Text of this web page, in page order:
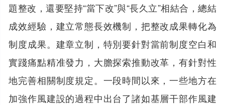
題整改，還要堅持“當下改”與“長久立”相結合，總結
成效經驗，建立常態長效機制，把整改成果轉化為
制度成果。建章立制，特別要針對當前制度空白和
實踐痛點精准發力，大膽探索推動改革，有針對性
地完善相關制度規定。一段時間以來，一些地方在
加強作風建設的過程中出台了諸如基層干部作風建